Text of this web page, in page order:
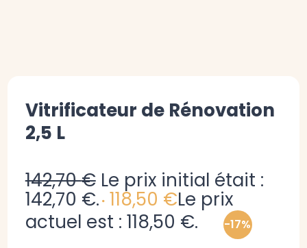
Vitrificateur de Rénovation
2,5 L
142,70€ Le prix initial était :
142,70 €. 118,50 €Le prix
actuel est : 118,50 €.
-17%